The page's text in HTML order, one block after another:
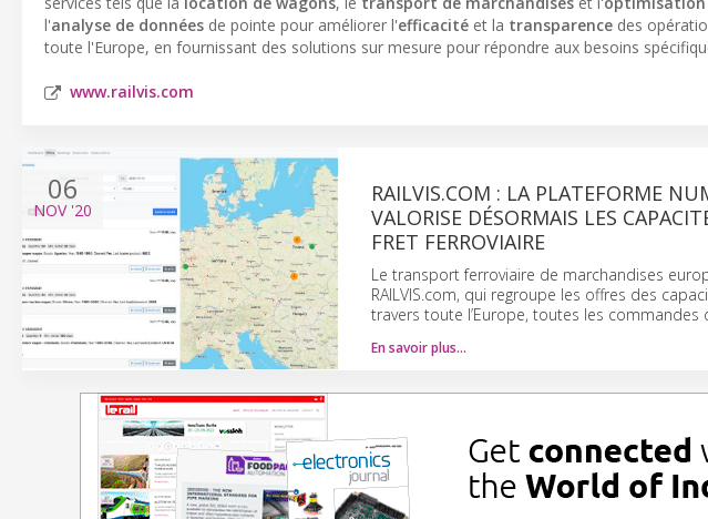
l'analyse de données de pointe pour améliorer l'efficacité et la transparence des
toute l'Europe, en fournissant des solutions sur mesure pour répondre aux besoins
www.railvis.com
06
NOV'20
RAILVIS.COM : LA PLATEFORME
VALORISE DÉSORMAIS LES
FRET FERROVIAIRE
Le transport ferroviaire de marchandises
RAILVIS.com, qui regroupe les offres des
travers toute l’Europe, toutes les commandes
En savoir plus…